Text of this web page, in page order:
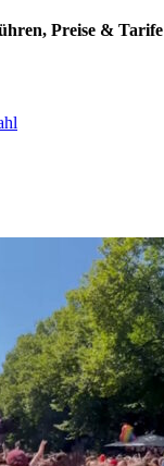
Preise & Tarife